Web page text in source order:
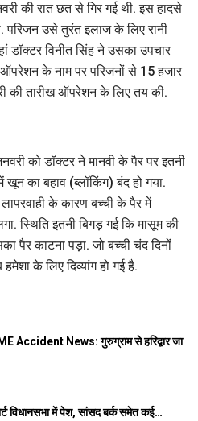
की रात छत से गिर गई थी. इस हादसे
उसे तुरंत इलाज के लिए रानी
डॉक्टर विनीत सिंह ने उसका उपचार
के नाम पर परिजनों से 15 हजार
की तारीख ऑपरेशन के लिए तय की.
को डॉक्टर ने मानवी के पैर पर इतनी
खून का बहाव (ब्लॉकिंग) बंद हो गया.
के कारण बच्ची के पैर में
स्थिति इतनी बिगड़ गई कि मासूम की
पैर काटना पड़ा. जो बच्ची चंद दिनों
के लिए दिव्यांग हो गई है.
Accident News: गुरुग्राम से हरिद्वार जा
विधानसभा में पेश, सांसद बर्क समेत कई…